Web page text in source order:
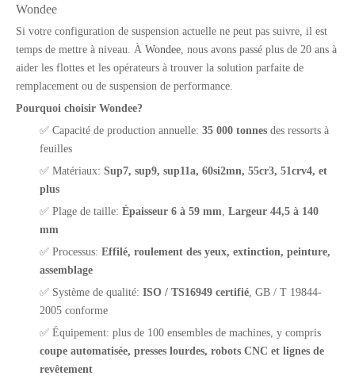
Wondee
Si votre configuration de suspension actuelle ne peut pas suivre, il est
temps de mettre à niveau. À Wondee , nous avons passé plus de 20 ans à
aider les flottes et les opérateurs à trouver la solution parfaite de
remplacement ou de suspension de performance.
Pourquoi choisir Wondee?
✅ Capacité de production annuelle: 35 000 tonnes des ressorts à
feuilles
✅ Matériaux: Sup7, sup9, sup11a, 60si2mn, 55cr3, 51crv4, et
plus
✅ Plage de taille: Épaisseur 6 à 59 mm Largeur 44,5 à 140
mm
✅ Processus: Effilé, roulement des yeux, extinction, peinture,
assemblage
✅ Système de qualité: ISO / TS16949 certifié , GB / T 19844-
2005 conforme
✅ Équipement: plus de 100 ensembles de machines, y compris
coupe automatisée, presses lourdes, robots CNC et lignes de
revêtement